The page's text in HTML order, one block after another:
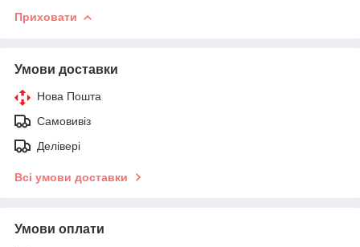
Приховати
Умови доставки
Нова Пошта
Самовивіз
Делівері
Всі умови доставки
Умови оплати